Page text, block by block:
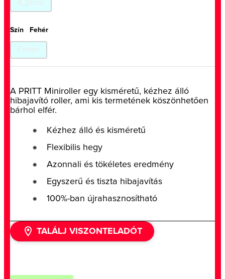
Szín Fehér
A PRITT Miniroller egy kisméretű, kézhez álló
hibajavító roller, ami kis termetének köszönhetően
bárhol elfér.
Kézhez álló és kisméretű
Flexibilis hegy
Azonnali és tökéletes eredmény
Egyszerű és tiszta hibajavítás
100%-ban újrahasznosítható
TALÁLJ VISZONTELADÓT